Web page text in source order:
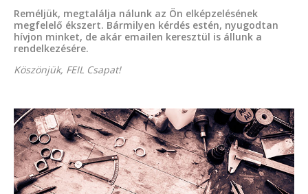
Reméljük, megtalálja nálunk az Ön elképzelésének
megfelelő ékszert. Bármilyen kérdés estén, nyugodtan
hívjon minket, de akár emailen keresztül is állunk a
rendelkezésére.
Köszönjük, FEIL Csapat!